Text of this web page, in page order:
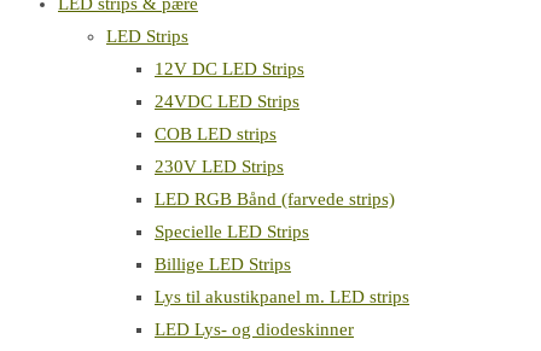
LED Strips
12V DC LED Strips
24VDC LED Strips
COB LED strips
230V LED Strips
LED RGB Bånd (farvede strips)
Specielle LED Strips
Billige LED Strips
Lys til akustikpanel m. LED strips
LED Lys- og diodeskinner